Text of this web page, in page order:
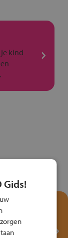
kind
het
Gids!